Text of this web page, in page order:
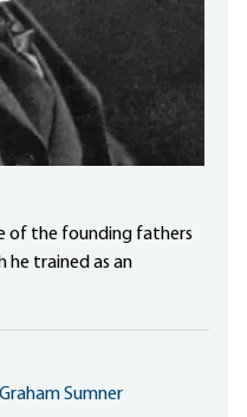
of the founding fathers
he trained as an
Sumner